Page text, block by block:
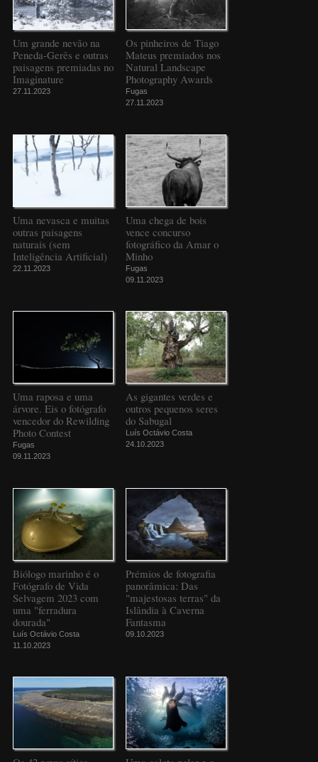
Um grande nevão na
Peneda-Gerês e outras
paisagens premiadas no
Imaginature
27.11.2023
Os pinheiros de Tiago
Mateus premiados nos
Natural Landscape
Photography Awards
Fugas
27.11.2023
Uma nevasca e muitas
outras paisagens
naturais (sem
Inteligência Artificial)
22.11.2023
Uma chega de bois
vence concurso
fotográfico da Amar o
Minho
Fugas
09.11.2023
Uma raposa e uma
árvore. Eis o fotógrafo
vencedor do Rewilding
Photo Contest
Fugas
09.11.2023
As gigantes verdes e
outros pequenos seres
do Sabugal
Luís Octávio Costa
24.10.2023
Biólogo marinho é o
Fotógrafo de Vida
Selvagem 2023 com
uma "ferradura
dourada"
Luís Octávio Costa
11.10.2023
Prémios de fotografia
panorâmica: Das
"majestosas terras" da
Islândia à Caverna
Fantasma
09.10.2023